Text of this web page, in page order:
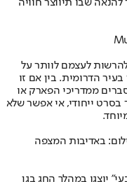
שבו תיווצר חוויה
לעצמם לוותר על
הדרומית. בין אם זו
ממדריכי הפארק או
בסרט ייחודי, אי אפשר שלא
באדיבות המצפה
יוצגו במהלך החג בגן